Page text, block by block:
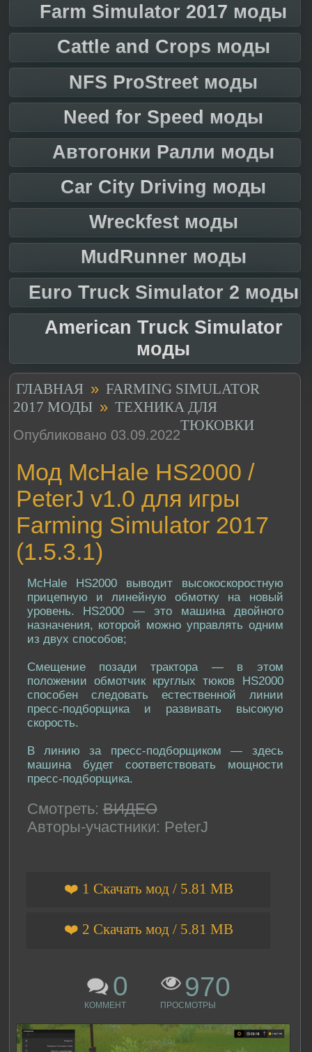
Farm Simulator 2017 моды
Cattle and Crops моды
NFS ProStreet моды
Need for Speed моды
Автогонки Ралли моды
Car City Driving моды
Wreckfest моды
MudRunner моды
Euro Truck Simulator 2 моды
American Truck Simulator
моды
ГЛАВНАЯ » FARMING SIMULATOR
2017 МОДЫ » ТЕХНИКА ДЛЯ
ТЮКОВКИ
Опубликовано 03.09.2022
Мод McHale HS2000 /
PeterJ v1.0 для игры
Farming Simulator 2017
(1.5.3.1)
McHale HS2000 выводит высокоскоростную
прицепную и линейную обмотку на новый
уровень. HS2000 — это машина двойного
назначения, которой можно управлять одним
из двух способов;
Смещение позади трактора — в этом
положении обмотчик круглых тюков HS2000
способен следовать естественной линии
пресс-подборщика и развивать высокую
скорость.
В линию за пресс-подборщиком — здесь
машина будет соответствовать мощности
пресс-подборщика.
Смотреть: ВИДЕО
Авторы-участники: PeterJ
❤️ 1 Скачать мод / 5.81 MB
❤️ 2 Скачать мод / 5.81 MB
0
КОММЕНТ
970
ПРОСМОТРЫ